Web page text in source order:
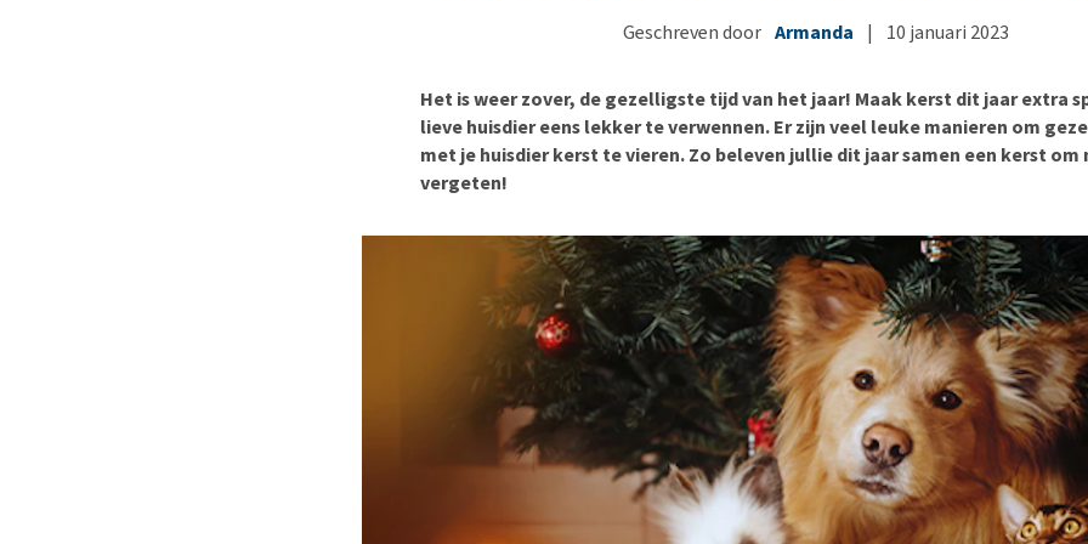
Vegan hondenvoer
Snacks
Bekijk alles
Voer- en drinkbakken
Puppy benodigdheden
Bekijk alles
Puppy apotheek
Bekijk alles
Bekijk alles
Ouderdom en dementie
Bekijk alles
Geschreven door Armanda | 10 januari 2023
Het is weer zover, de gezelligste tijd van het jaar! Maak kerst dit jaar extra
lieve huisdier eens lekker te verwennen. Er zijn veel leuke manieren om
met je huisdier kerst te vieren. Zo beleven jullie dit jaar samen een kerst om
vergeten!